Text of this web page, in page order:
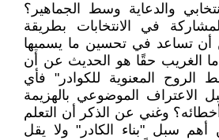
والدعاية وسط الجماهير؟
في الانتخابات بطريقة
أن تساعد في تحسين ما يسميها
الغريب حقًا هو الحديث عن أن
الروح المعنوية للكوادر" فأي
الاعتراف الموضوعي بالهزيمة
وغني عن الذكر أن التعلم
سبل "بناء الكادر" ولا يقل